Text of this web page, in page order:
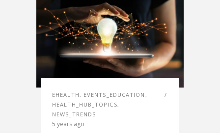
EHEALTH , EVENTS_EDUCATION ,
HEALTH_HUB_TOPICS,
NEWS_TRENDS
5 years ago